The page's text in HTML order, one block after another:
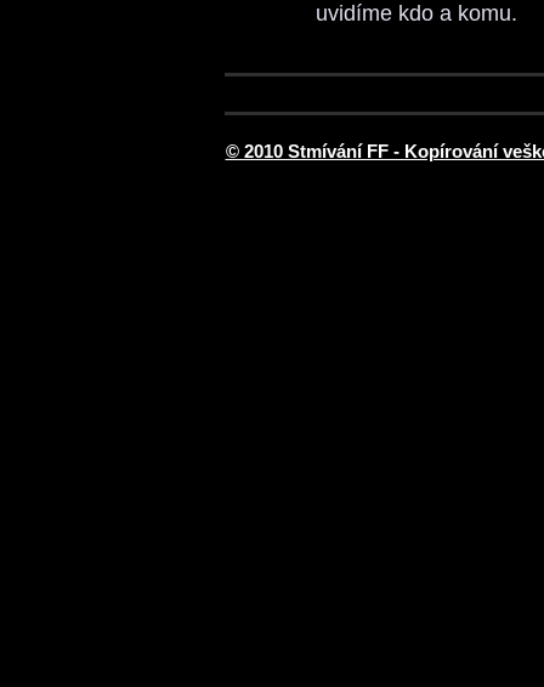
uvidíme kdo a komu.
© 2010 Stmívání FF - Kopírování